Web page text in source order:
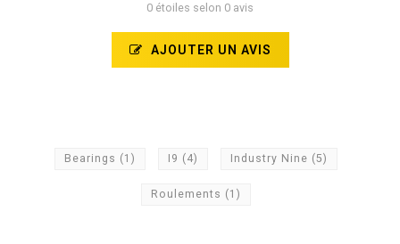
0 étoiles selon 0 avis
AJOUTER UN AVIS
Bearings (1) I9 (4) Industry Nine (5)
Roulements (1)